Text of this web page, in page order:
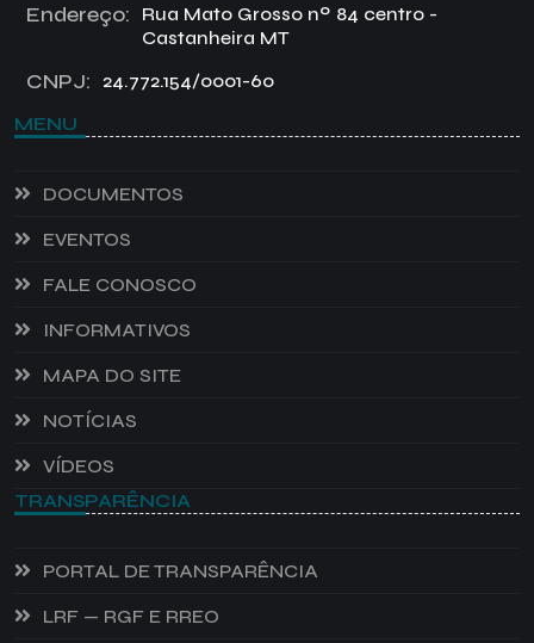
Endereço:
Rua Mato Grosso nº 84 centro -
Castanheira MT
CNPJ: 24.772.154/0001-60
MENU
DOCUMENTOS
EVENTOS
FALE CONOSCO
INFORMATIVOS
MAPA DO SITE
NOTÍCIAS
VÍDEOS
TRANSPARÊNCIA
PORTAL DE TRANSPARÊNCIA
LRF — RGF E RREO